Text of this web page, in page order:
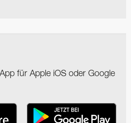
für Apple iOS oder Google